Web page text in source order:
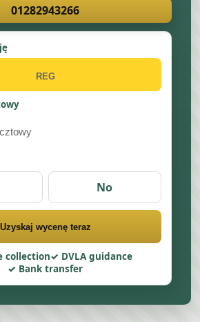
01282943266
No
Uzyskaj wycenę teraz
collection
DVLA guidance
Bank transfer